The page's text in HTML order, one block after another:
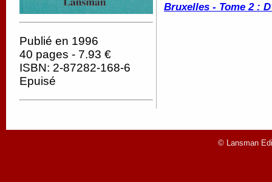
Publié en 1996
40 pages - 7.93 €
ISBN: 2-87282-168-6
Epuisé
Bruxelles - Tome 2 :
© Lansman